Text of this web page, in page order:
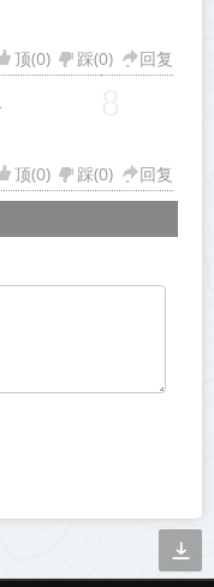
顶(0) 踩(0) 回复
顶(0) 踩(0) 回复